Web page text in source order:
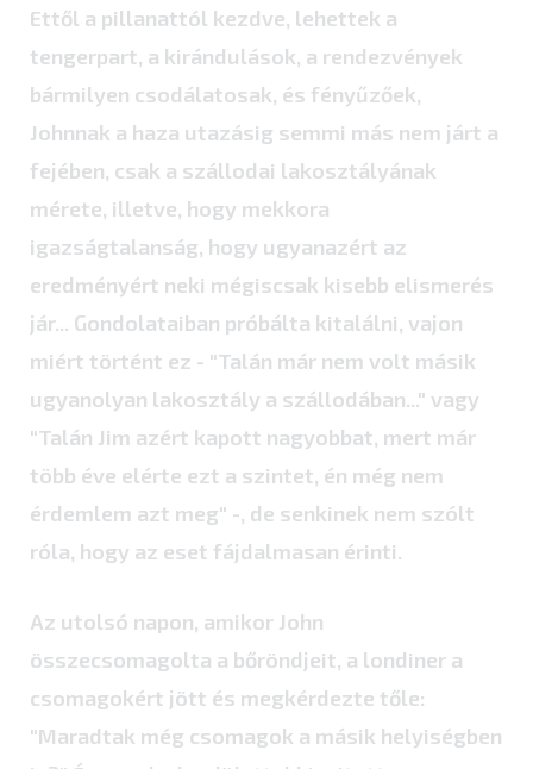
Ettől a pillanattól kezdve, lehettek a
tengerpart, a kirándulások, a rendezvények
bármilyen csodálatosak, és fényűzőek,
Johnnak a haza utazásig semmi más nem járt a
fejében, csak a szállodai lakosztályának
mérete, illetve, hogy mekkora
igazságtalanság, hogy ugyanazért az
eredményért neki mégiscsak kisebb elismerés
jár... Gondolataiban próbálta kitalálni, vajon
miért történt ez - "Talán már nem volt másik
ugyanolyan lakosztály a szállodában..." vagy
"Talán Jim azért kapott nagyobbat, mert már
több éve elérte ezt a szintet, én még nem
érdemlem azt meg" -, de senkinek nem szólt
róla, hogy az eset fájdalmasan érinti.
Az utolsó napon, amikor John
összecsomagolta a bőröndjeit, a londiner a
csomagokért jött és megkérdezte tőle:
"Maradtak még csomagok a másik helyiségben